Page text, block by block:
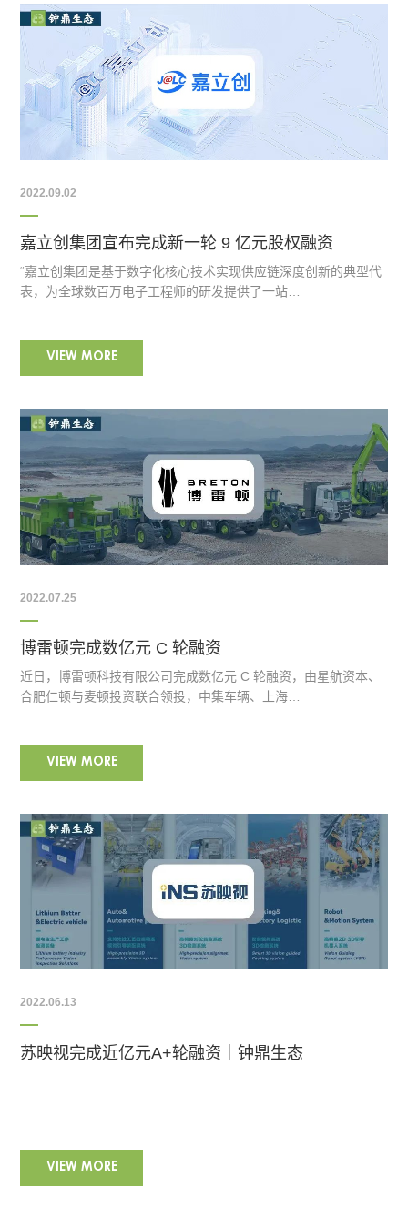
2022.09.02
嘉立创集团宣布完成新一轮 9 亿元股权融资
“嘉立创集团是基于数字化核心技术实现供应链深度创新的典型代
表，为全球数百万电子工程师的研发提供了一站…
VIEW MORE
2022.07.25
博雷顿完成数亿元 C 轮融资
近日，博雷顿科技有限公司完成数亿元 C 轮融资，由星航资本、
合肥仁顿与麦顿投资联合领投，中集车辆、上海…
VIEW MORE
2022.06.13
苏映视完成近亿元A+轮融资｜钟鼎生态
VIEW MORE